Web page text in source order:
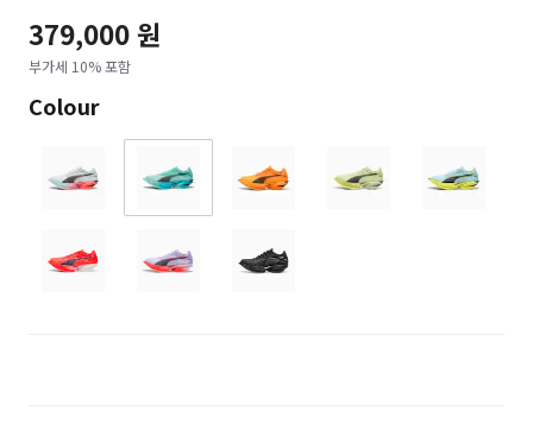
379,000 원
부가세 10% 포함
Colour